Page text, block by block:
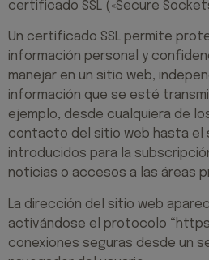
certificado SSL («Secure
Un certificado SSL permite
información personal y
manejar en un sitio web,
información que se esté
ejemplo, desde cualquiera de
contacto del sitio web hasta el
introducidos para la
noticias o accesos a las áreas
La dirección del sitio web
activándose el protocolo
conexiones seguras desde un